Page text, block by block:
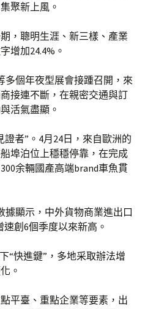
聚新上風。
，聰明生涯、新三樣、產業
增加24.4%。
多個年夜型展會接踵召開，來
接連不斷，在親密交通與訂
活氣盡顯。
者”。4月24日，來自歐洲的
埠泊位上穩穩停靠，在完成
余輛國產高端brand車魚貫
據顯示，中外貨物商業進出口
創6個季度以來新高。
“快進鍵”，多地采取辦法增
。
平臺、重點企業等要素，出